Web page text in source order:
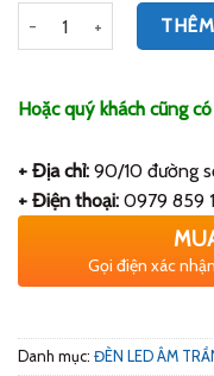
Số lượng
Hoặc quý khách cũng
+ Địa chỉ: 90/10 đường
+ Điện thoại: 0979 859
Gọi điện xác
Danh mục: ĐÈN LED ÂM